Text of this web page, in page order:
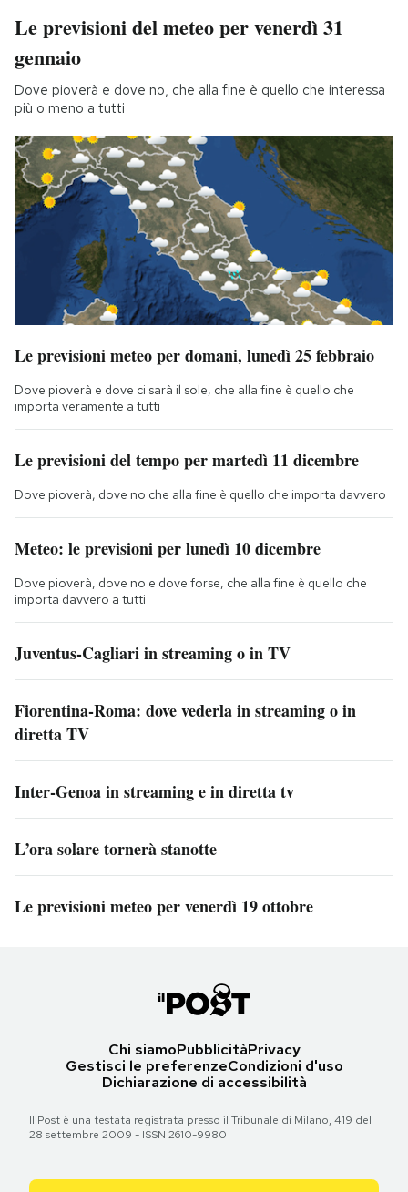
Le previsioni del meteo per venerdì 31
gennaio
Dove pioverà e dove no, che alla fine è quello che interessa
più o meno a tutti
Le previsioni meteo per domani, lunedì 25 febbraio
Dove pioverà e dove ci sarà il sole, che alla fine è quello che
importa veramente a tutti
Le previsioni del tempo per martedì 11 dicembre
Dove pioverà, dove no che alla fine è quello che importa davvero
Meteo: le previsioni per lunedì 10 dicembre
Dove pioverà, dove no e dove forse, che alla fine è quello che
importa davvero a tutti
Juventus-Cagliari in streaming o in TV
Fiorentina-Roma: dove vederla in streaming o in
diretta TV
Inter-Genoa in streaming e in diretta tv
L’ora solare tornerà stanotte
Le previsioni meteo per venerdì 19 ottobre
Chi siamoPubblicitàPrivacy
Gestisci le preferenzeCondizioni d'uso
Dichiarazione di accessibilità
Il Post è una testata registrata presso il Tribunale di Milano, 419 del
28 settembre 2009 - ISSN 2610-9980